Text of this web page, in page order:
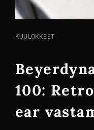
KISSA
KUULOKKEET
100:
ear